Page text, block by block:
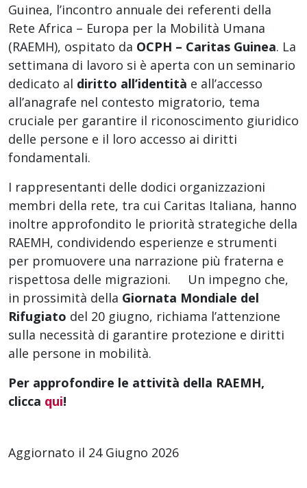
Guinea, l’incontro annuale dei referenti della
Rete Africa – Europa per la Mobilità Umana
(RAEMH), ospitato da OCPH – Caritas Guinea. La
settimana di lavoro si è aperta con un seminario
dedicato al diritto all’identità e all’accesso
all’anagrafe nel contesto migratorio, tema
cruciale per garantire il riconoscimento giuridico
delle persone e il loro accesso ai diritti
fondamentali.
I rappresentanti delle dodici organizzazioni
membri della rete, tra cui Caritas Italiana, hanno
inoltre approfondito le priorità strategiche della
RAEMH, condividendo esperienze e strumenti
per promuovere una narrazione più fraterna e
rispettosa delle migrazioni. Un impegno che,
in prossimità della Giornata Mondiale del
Rifugiato del 20 giugno, richiama l’attenzione
sulla necessità di garantire protezione e diritti
alle persone in mobilità.
Per approfondire le attività della RAEMH,
clicca qui!
Aggiornato il 24 Giugno 2026